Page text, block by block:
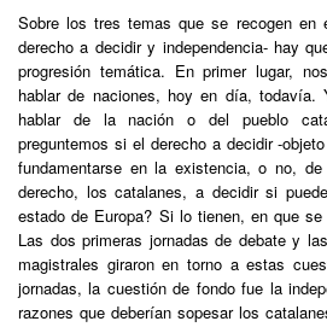
Sobre los tres temas que se recogen en
derecho a decidir y independencia- hay
progresión temática. En primer lugar,
hablar de naciones, hoy en día,
hablar de la nación o del pueblo
preguntemos si el derecho a decidir -
fundamentarse en la existencia, o no,
derecho, los catalanes, a decidir si
estado de Europa? Si lo tienen, en que
Las dos primeras jornadas de debate y
magistrales giraron en torno a estas
jornadas, la cuestión de fondo fue la
razones que deberían sopesar los